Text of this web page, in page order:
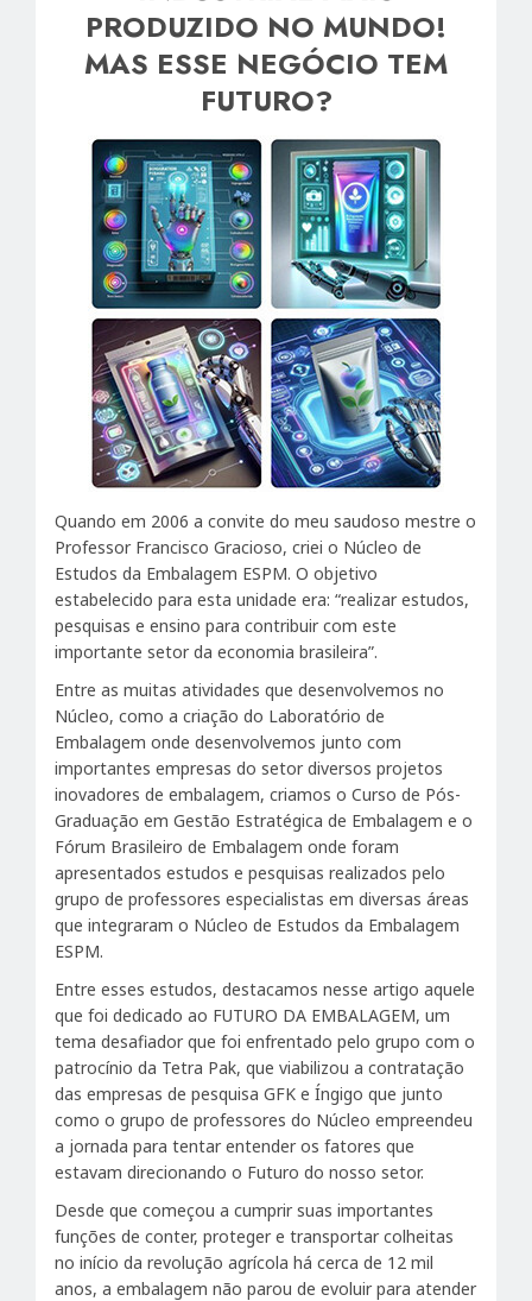
PRODUZIDO NO MUNDO!
MAS ESSE NEGÓCIO TEM
FUTURO?
Quando em 2006 a convite do meu saudoso mestre o
Professor Francisco Gracioso, criei o Núcleo de
Estudos da Embalagem ESPM. O objetivo
estabelecido para esta unidade era: “realizar estudos,
pesquisas e ensino para contribuir com este
importante setor da economia brasileira”.
Entre as muitas atividades que desenvolvemos no
Núcleo, como a criação do Laboratório de
Embalagem onde desenvolvemos junto com
importantes empresas do setor diversos projetos
inovadores de embalagem, criamos o Curso de Pós-
Graduação em Gestão Estratégica de Embalagem e o
Fórum Brasileiro de Embalagem onde foram
apresentados estudos e pesquisas realizados pelo
grupo de professores especialistas em diversas áreas
que integraram o Núcleo de Estudos da Embalagem
ESPM.
Entre esses estudos, destacamos nesse artigo aquele
que foi dedicado ao FUTURO DA EMBALAGEM, um
tema desafiador que foi enfrentado pelo grupo com o
patrocínio da Tetra Pak, que viabilizou a contratação
das empresas de pesquisa GFK e Íngigo que junto
como o grupo de professores do Núcleo empreendeu
a jornada para tentar entender os fatores que
estavam direcionando o Futuro do nosso setor.
Desde que começou a cumprir suas importantes
funções de conter, proteger e transportar colheitas
no início da revolução agrícola há cerca de 12 mil
anos, a embalagem não parou de evoluir para atender